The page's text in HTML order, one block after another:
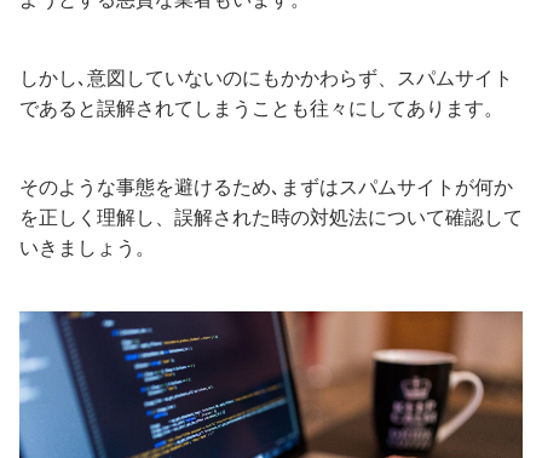
しかし､意図していないのにもかかわらず、スパムサイト
であると誤解されてしまうことも往々にしてあります。
そのような事態を避けるため､まずはスパムサイトが何か
を正しく理解し、誤解された時の対処法について確認して
いきましょう。